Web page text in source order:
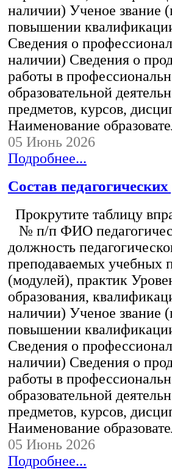
наличии) Ученое звание
повышении
Сведения о
наличии) Сведения о
работы в
образовательной
предметов, курсов,
Наименование
05 Июнь 2026
Подробнее...
Состав
Прокрутите таблицу
№ п/п ФИО
должность
преподаваемых учебных
(модулей), практик
образования,
наличии) Ученое звание
повышении
Сведения о
наличии) Сведения о
работы в
образовательной
предметов, курсов,
Наименование
05 Июнь 2026
Подробнее...